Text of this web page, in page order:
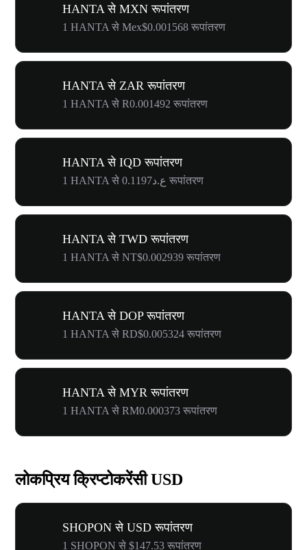
HANTA से MXN रूपांतरण
1 HANTA से Mex$0.001568 रूपांतरण
HANTA से ZAR रूपांतरण
1 HANTA से R0.001492 रूपांतरण
HANTA से IQD रूपांतरण
1 HANTA से ع.د0.1197 रूपांतरण
HANTA से TWD रूपांतरण
1 HANTA से NT$0.002939 रूपांतरण
HANTA से DOP रूपांतरण
1 HANTA से RD$0.005324 रूपांतरण
HANTA से MYR रूपांतरण
1 HANTA से RM0.000373 रूपांतरण
लोकप्रिय क्रिप्टोकरेंसी USD
SHOPON से USD रूपांतरण
1 SHOPON से $147.53 रूपांतरण